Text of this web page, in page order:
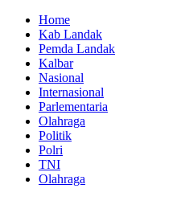
Home
Kab Landak
Pemda Landak
Kalbar
Nasional
Internasional
Parlementaria
Olahraga
Politik
Polri
TNI
Olahraga